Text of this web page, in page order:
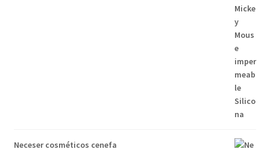
Neceser cosméticos cenefa